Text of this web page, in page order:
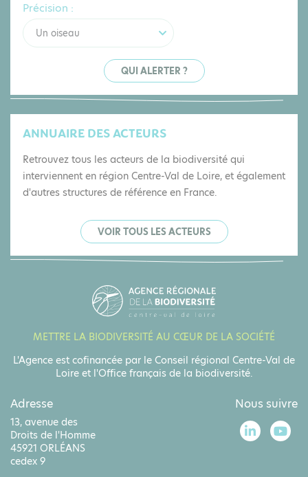
Précision :
Un oiseau
QUI ALERTER ?
ANNUAIRE DES ACTEURS
Retrouvez tous les acteurs de la biodiversité qui
interviennent en région Centre-Val de Loire, et également
d'autres structures de référence en France.
VOIR TOUS LES ACTEURS
Adresse
13, avenue des
Droits de l'Homme
45921 ORLÉANS
cedex 9
Nous suivre
METTRE LA BIODIVERSITÉ AU CŒUR DE LA SOCIÉTÉ
L'Agence est cofinancée par le Conseil régional Centre-Val de
Loire et l'Office français de la biodiversité.